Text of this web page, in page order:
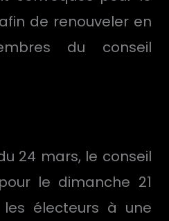
de renouveler en
du conseil
24 mars, le conseil
le dimanche 21
électeurs à une